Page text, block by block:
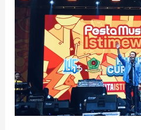
HUT
Kota
Curup
ke-
145
“Meledak”